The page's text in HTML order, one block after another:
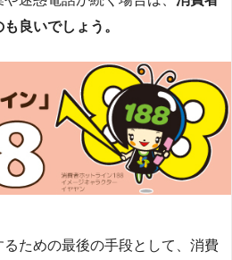
良いでしょう。
ための最後の手段として、消費